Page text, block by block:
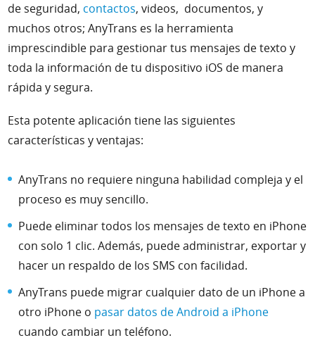
de seguridad, contactos, videos, documentos, y
muchos otros; AnyTrans es la herramienta
imprescindible para gestionar tus mensajes de texto y
toda la información de tu dispositivo iOS de manera
rápida y segura.
Esta potente aplicación tiene las siguientes
características y ventajas:
AnyTrans no requiere ninguna habilidad compleja y el
proceso es muy sencillo.
Puede eliminar todos los mensajes de texto en iPhone
con solo 1 clic. Además, puede administrar, exportar y
hacer un respaldo de los SMS con facilidad.
AnyTrans puede migrar cualquier dato de un iPhone a
otro iPhone o pasar datos de Android a iPhone
cuando cambiar un teléfono.